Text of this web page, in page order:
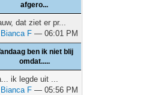
afgero...
dat ziet er pr...
Bianca F — 06:01 PM
ben ik niet blij
omdat.....
ik legde uit ...
Bianca F — 05:56 PM